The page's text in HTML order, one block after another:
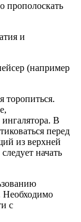
прополоскать
и
(например
торопиться.
В
перед
из верхней
начать
Необходимо
с